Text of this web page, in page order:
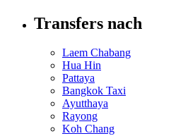
Transfers nach
Laem Chabang
Hua Hin
Pattaya
Bangkok Taxi
Ayutthaya
Rayong
Koh Chang